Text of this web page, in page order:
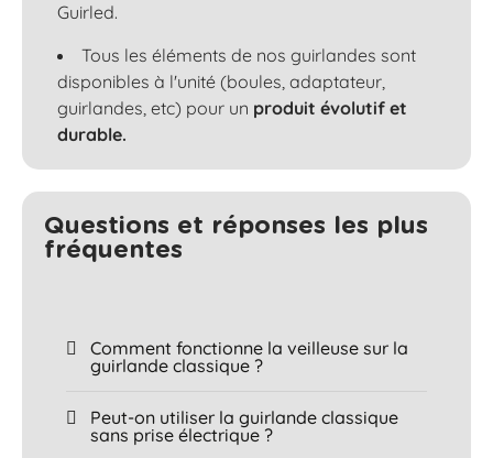
Guirled.
Tous les éléments de nos guirlandes sont
disponibles à l'unité (boules, adaptateur,
guirlandes, etc) pour un produit évolutif et
durable.
Questions et réponses les plus
fréquentes​
Comment fonctionne la veilleuse sur la
guirlande classique ?
Peut-on utiliser la guirlande classique
sans prise électrique ?